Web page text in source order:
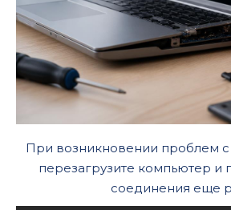
При возникновении проблем
перезагрузите компьютер и
соединения еще